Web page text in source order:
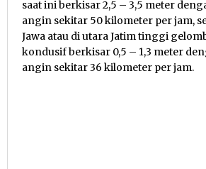
saat ini berkisar 2,5 – 3,5 meter
angin sekitar 50 kilometer per jam,
Jawa atau di utara Jatim tinggi
kondusif berkisar 0,5 – 1,3 meter
angin sekitar 36 kilometer per jam.